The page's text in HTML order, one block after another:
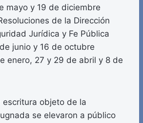
mayo y 19 de diciembre
de la Dirección
Jurídica y Fe Pública
junio y 16 de octubre
enero, 27 y 29 de abril y 8 de
objeto de la
se elevaron a público